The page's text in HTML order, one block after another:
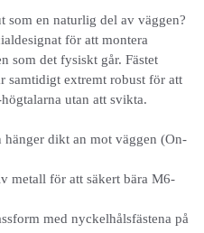
som en naturlig del av väggen?
för att montera
som det fysiskt går. Fästet
samtidigt extremt robust för att
utan att svikta.
dikt an mot väggen (On-
metall för att säkert bära M6-
med nyckelhålsfästena på